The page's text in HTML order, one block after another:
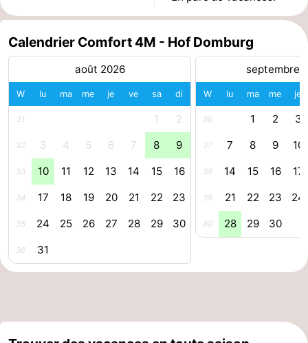
Zierikzee
-
Nature
Oosterschelde
-
Burgh
Haamstede
-
Nature
Kop
van
Walcheren
Veere
Nature
-
Calendrier Comfort 4M - Hof Domburg
août 2026
W lu ma me je ve sa di
31 1 2
32 3 4 5 6 7 8 9
33 10 11 12 13 14 15 16
34 17 18 19 20 21 22 23
35 24 25 26 27 28 29 30
36 31
septembre
W lu ma me je
36 1 2 3
37 7 8 9 10
38 14 15 16 17
39 21 22 23 24
40 28 29 30